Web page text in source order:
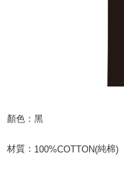
配送毎にNT$85、
顏色：黑
材質： 100%COTTON(純棉)